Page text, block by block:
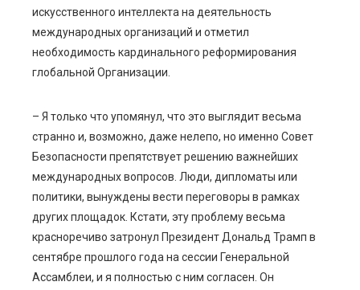
искусственного интеллекта на деятельность
международных организаций и отметил
необходимость кардинального реформирования
глобальной Организации.
– Я только что упомянул, что это выглядит весьма
странно и, возможно, даже нелепо, но именно Совет
Безопасности препятствует решению важнейших
международных вопросов. Люди, дипломаты или
политики, вынуждены вести переговоры в рамках
других площадок. Кстати, эту проблему весьма
красноречиво затронул Президент Дональд Трамп в
сентябре прошлого года на сессии Генеральной
Ассамблеи, и я полностью с ним согласен. Он